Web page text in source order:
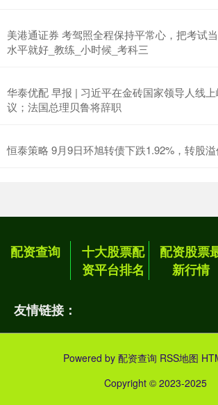
美港通证券 考驾照全程保持平常心，把考试
水平就好_教练_小时候_考科三
华泰优配 早报 | 习近平在金砖国家领导人线
议；法国总理贝鲁将辞职
恒泰策略 9月9日环旭转债下跌1.92%，转股
配资查询
十大股票配
资平台排名
配资股票
新行情
友情链接：
Powered by 配资查询 RSS地图
Copyright © 2023-2025